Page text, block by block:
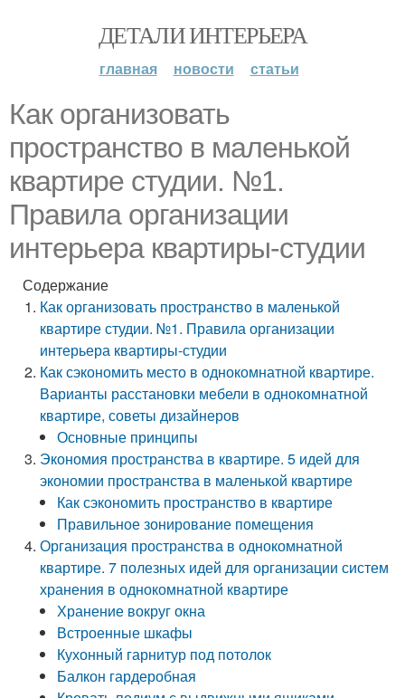
ДЕТАЛИ ИНТЕРЬЕРА
главная новости статьи
Как организовать
пространство в маленькой
квартире студии. №1.
Правила организации
интерьера квартиры-студии
Содержание
Как организовать пространство в маленькой
квартире студии. №1. Правила организации
интерьера квартиры-студии
Как сэкономить место в однокомнатной квартире.
Варианты расстановки мебели в однокомнатной
квартире, советы дизайнеров
Основные принципы
Экономия пространства в квартире. 5 идей для
экономии пространства в маленькой квартире
Как сэкономить пространство в квартире
Правильное зонирование помещения
Организация пространства в однокомнатной
квартире. 7 полезных идей для организации систем
хранения в однокомнатной квартире
Хранение вокруг окна
Встроенные шкафы
Кухонный гарнитур под потолок
Балкон гардеробная